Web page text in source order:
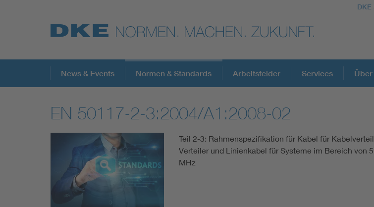
DKE
Top-Themen
VDE Fokusthemen
Digital Security
Energy
DKE Fachinformationen im
Blitzschutz: DIN EN 62305 in der
News & Events Normen & Standards Arbeitsfelder Services
EN 50117-2-3:2004/A1:2008-02
Teil 2-3: Rahmenspezifikation für Kabel für
Verteiler und Linienkabel für Systeme im Bereich von
MHz